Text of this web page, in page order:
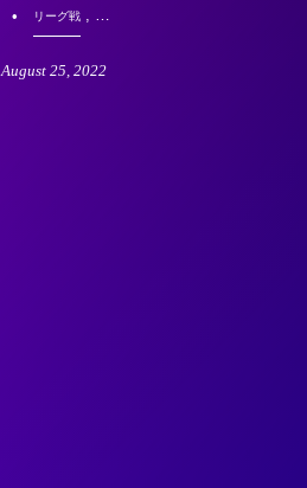
リーグ戦, …
August 25 ,2022